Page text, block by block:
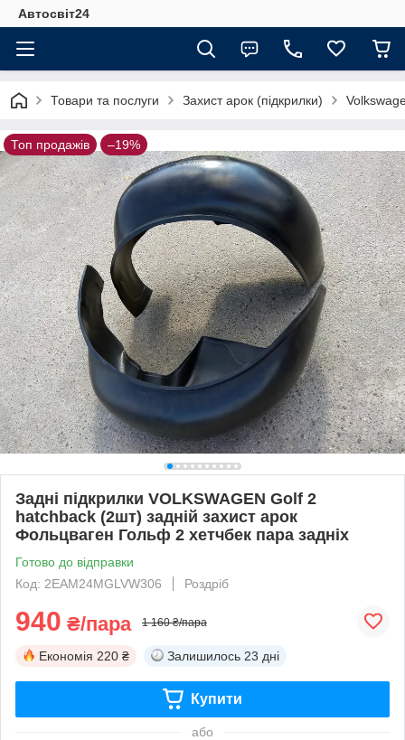
Автосвіт24
Товари та послуги Захист арок (підкрилки)
Топ продажів –19%
Задні підкрилки VOLKSWAGEN Golf 2
hatchback (2шт) задній захист арок
Фольцваген Гольф 2 хетчбек пара задніх
Готово до відправки
Код: 2EAM24MGLVW306
Роздріб
940 ₴/пара 1 160 ₴/пара
Економія 220 ₴ Залишилось 23 дні
Купити
або